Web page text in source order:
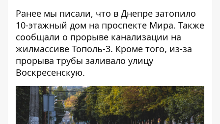
Ранее мы писали, что в Днепре затопило
10-этажный дом на проспекте Мира. Также
сообщали о прорыве канализации на
жилмассиве Тополь-3. Кроме того, из-за
прорыва трубы заливало улицу
Воскресенскую.